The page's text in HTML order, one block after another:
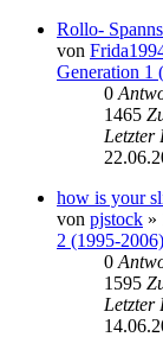
Rollo-
von
Generation 1
0
1465
Letzter
how is your
von pjstock »
2 (1995-2006)
0
1595
Letzter